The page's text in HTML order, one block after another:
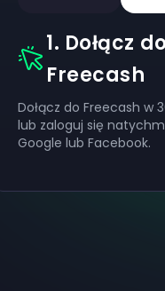
1. Dołącz
Freecash
Dołącz do Freecash w
lub zaloguj się
Google lub Facebook.